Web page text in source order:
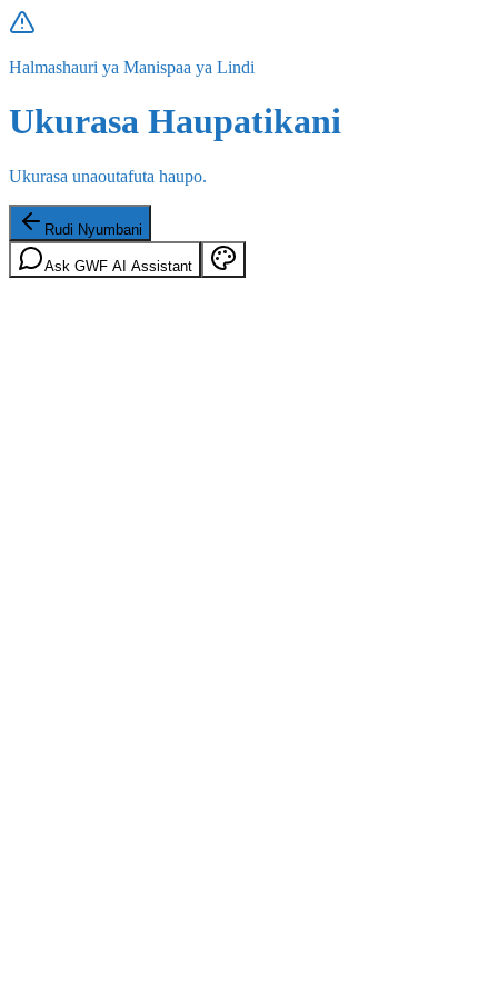
Halmashauri ya Manispaa ya Lindi
Ukurasa Haupatikani
Ukurasa unaoutafuta haupo.
Rudi Nyumbani
Ask GWF AI Assistant